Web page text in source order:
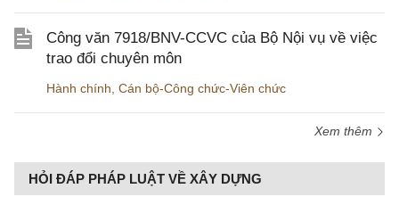
Công văn 7918/BNV-CCVC của Bộ Nội vụ về việc
trao đổi chuyên môn
Hành chính Cán bộ-Công chức-Viên chức
Xem thêm
HỎI ĐÁP PHÁP LUẬT VỀ XÂY DỰNG